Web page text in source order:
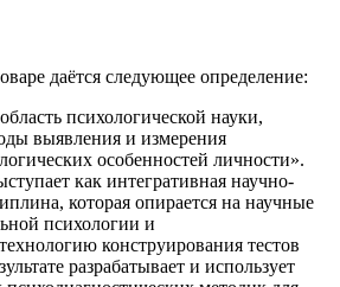
даётся следующее определение:
психологической науки,
выявления и измерения
особенностей личности».
как интегративная научно-
которая опирается на научные
психологии и
конструирования тестов
разрабатывает и использует